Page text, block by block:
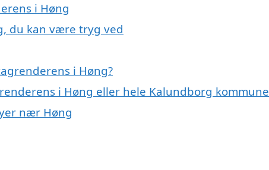
i Høng
du kan være tryg ved
i Høng?
i Høng eller hele Kalundborg kommune
nær Høng